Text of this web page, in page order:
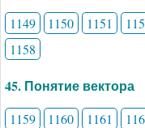
1149 1150 1151
1158
45. Понятие вектора
1159 1160 1161